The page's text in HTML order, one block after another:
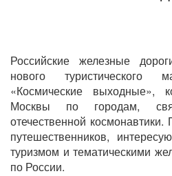
Российские железные
нового
«Космические выходные»,
Москвы по городам,
отечественной
путешественников,
туризмом и тематическими
по России.